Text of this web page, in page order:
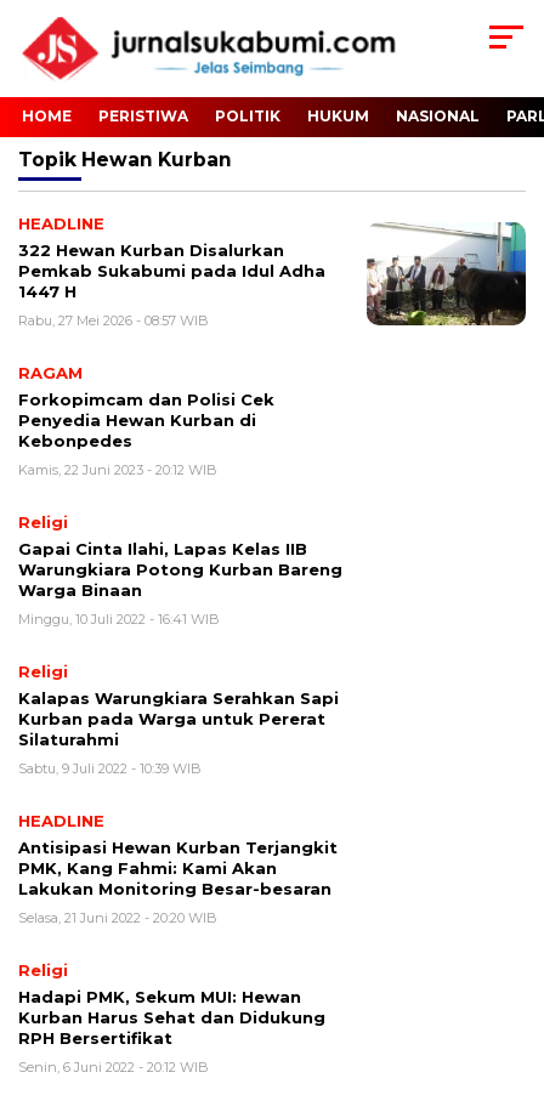
HOME PERISTIWA POLITIK HUKUM NASIONAL
Topik Hewan Kurban
HEADLINE
322 Hewan Kurban Disalurkan
Pemkab Sukabumi pada Idul Adha
1447 H
Rabu, 27 Mei 2026 - 08:57 WIB
RAGAM
Forkopimcam dan Polisi Cek
Penyedia Hewan Kurban di
Kebonpedes
Kamis, 22 Juni 2023 - 20:12 WIB
Religi
Gapai Cinta Ilahi, Lapas Kelas IIB
Warungkiara Potong Kurban Bareng
Warga Binaan
Minggu, 10 Juli 2022 - 16:41 WIB
Religi
Kalapas Warungkiara Serahkan Sapi
Kurban pada Warga untuk Pererat
Silaturahmi
Sabtu, 9 Juli 2022 - 10:39 WIB
HEADLINE
Antisipasi Hewan Kurban Terjangkit
PMK, Kang Fahmi: Kami Akan
Lakukan Monitoring Besar-besaran
Selasa, 21 Juni 2022 - 20:20 WIB
Religi
Hadapi PMK, Sekum MUI: Hewan
Kurban Harus Sehat dan Didukung
RPH Bersertifikat
Senin, 6 Juni 2022 - 20:12 WIB